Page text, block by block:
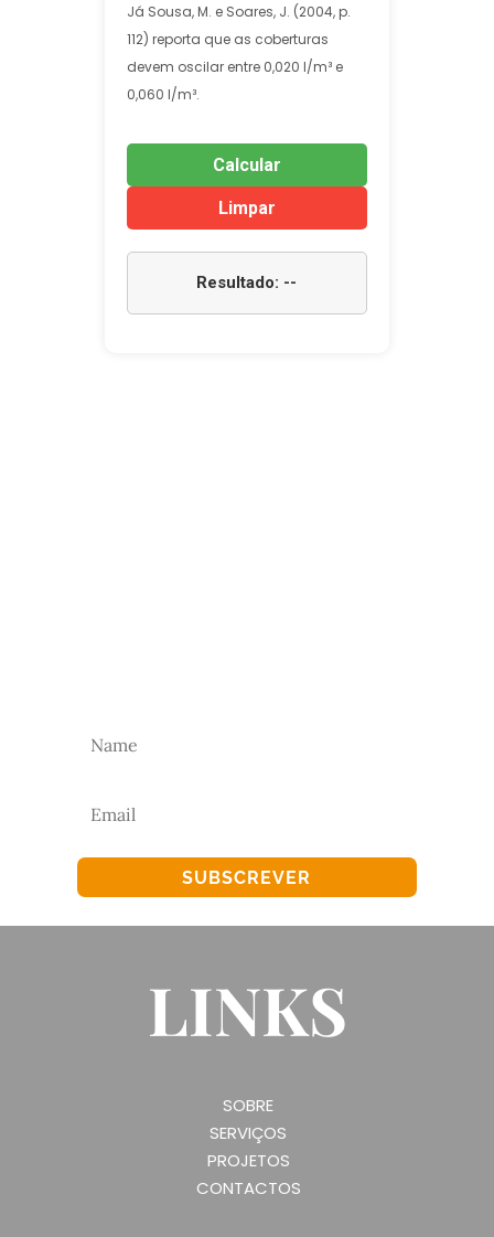
Já Sousa, M. e Soares, J. (2004, p.
112) reporta que as coberturas
devem oscilar entre 0,020 l/m³ e
0,060 l/m³.
Calcular
Limpar
Resultado: --
SUBSCREVER
LINKS
SOBRE
SERVIÇOS
PROJETOS
CONTACTOS